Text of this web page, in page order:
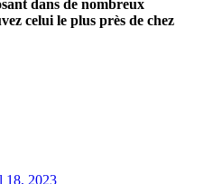
dans de nombreux
celui le plus près de chez
18, 2023